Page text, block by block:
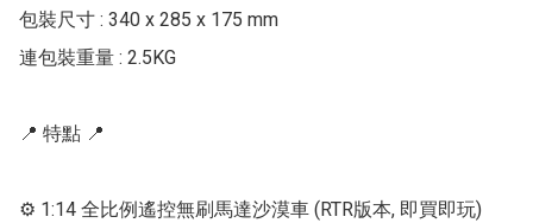
包裝尺寸 : 340 x 285 x 175 mm
連包裝重量 : 2.5KG
📍 特點 📍
⚙ 1:14 全比例遙控無刷馬達沙漠車 (RTR版本, 即買即玩)